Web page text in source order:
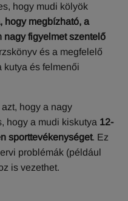
hogy mudi kölyök
hogy megbízható, a
nagy figyelmet szentelő
és a megfelelő
kutya és felmenői
hogy a nagy
hogy a mudi kiskutya 12-
sporttevékenységet. Ez
problémák (például
is vezethet.